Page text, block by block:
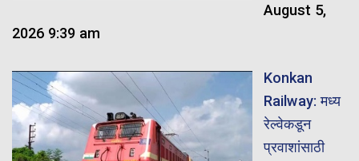
August 5,
2026 9:39 am
Konkan
Railway: मध्य
रेल्वेकडून
प्रवाशांसाठी